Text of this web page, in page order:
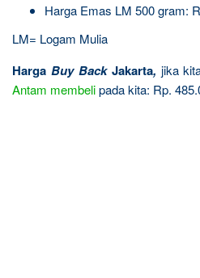
Harga Emas LM 500 gram:
LM= Logam Mulia
Harga Buy Back Jakarta, jika
Antam membelipada kita: Rp.